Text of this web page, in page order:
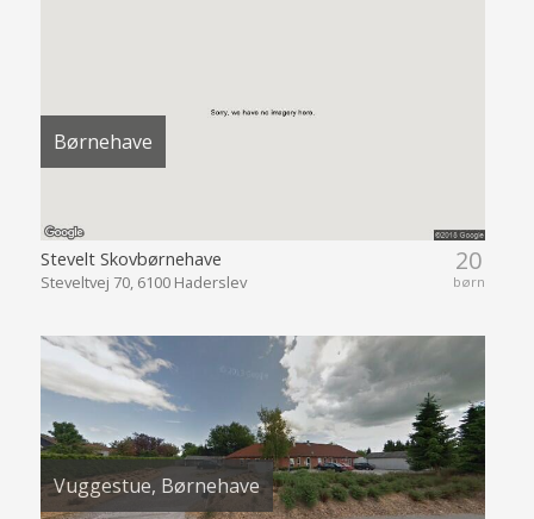
Børnehave
20
børn
Stevelt Skovbørnehave
Steveltvej 70, 6100 Haderslev
Vuggestue, Børnehave